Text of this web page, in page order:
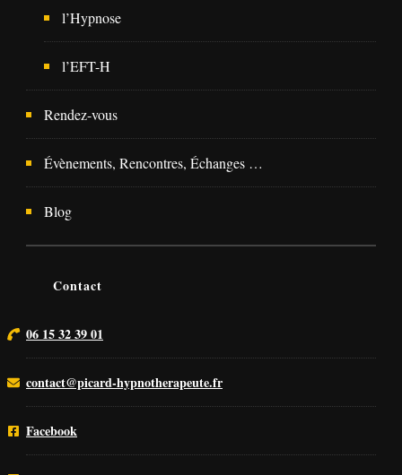
l’Hypnose
l’EFT-H
Rendez-vous
Évènements, Rencontres, Échanges …
Blog
Contact
06 15 32 39 01
contact@picard-hypnotherapeute.fr
Facebook